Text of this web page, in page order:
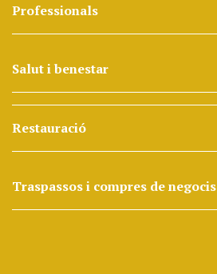
Professionals
Salut i benestar
Restauració
Traspassos i compres de negocis